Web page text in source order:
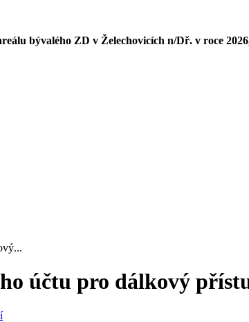
bývalého ZD v Želechovicích n/Dř. v roce
účtu pro dálkový